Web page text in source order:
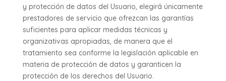
y protección de datos del Usuario, elegirá únicamente
prestadores de servicio que ofrezcan las garantías
suficientes para aplicar medidas técnicas y
organizativas apropiadas, de manera que el
tratamiento sea conforme la legislación aplicable en
materia de protección de datos y garanticen la
protección de los derechos del Usuario.